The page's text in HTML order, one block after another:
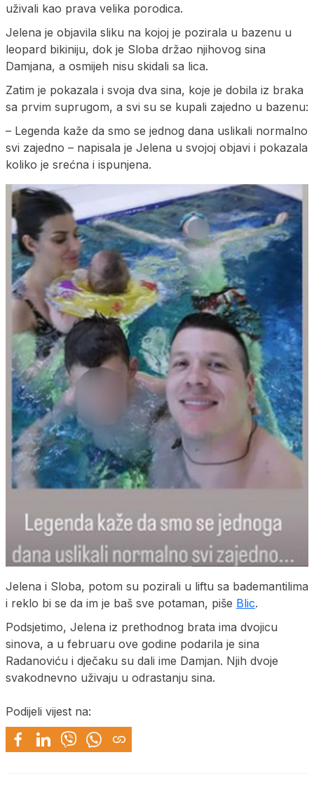
uživali kao prava velika porodica.
Jelena je objavila sliku na kojoj je pozirala u bazenu u
leopard bikiniju, dok je Sloba držao njihovog sina
Damjana, a osmijeh nisu skidali sa lica.
Zatim je pokazala i svoja dva sina, koje je dobila iz braka
sa prvim suprugom, a svi su se kupali zajedno u bazenu:
– Legenda kaže da smo se jednog dana uslikali normalno
svi zajedno – napisala je Jelena u svojoj objavi i pokazala
koliko je srećna i ispunjena.
Jelena i Sloba, potom su pozirali u liftu sa bademantilima
i reklo bi se da im je baš sve potaman, piše Blic.
Podsjetimo, Jelena iz prethodnog brata ima dvojicu
sinova, a u februaru ove godine podarila je sina
Radanoviću i dječaku su dali ime Damjan. Njih dvoje
svakodnevno uživaju u odrastanju sina.
Podijeli vijest na: